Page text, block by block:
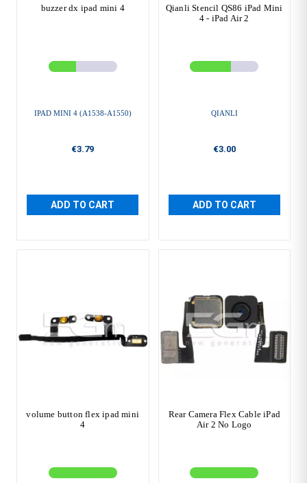
buzzer dx ipad mini 4
IPAD MINI 4 (A1538-A1550)
€3.79
ADD TO CART
Qianli Stencil QS86 iPad Mini
4 - iPad Air 2
QIANLI
€3.00
ADD TO CART
volume button flex ipad mini
4
Rear Camera Flex Cable iPad
Air 2 No Logo